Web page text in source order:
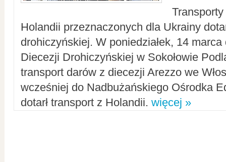
Holandii przeznaczonych dla Ukrainy
drohiczyńskiej. W poniedziałek, 14
Diecezji Drohiczyńskiej w Sokołowie
transport darów z diecezji Arezzo we
wcześniej do Nadbużańskiego Ośrodka
dotarł transport z Holandii. więcej »